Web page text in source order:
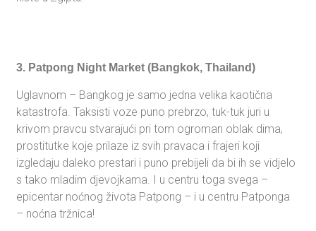
3. Patpong Night Market (Bangkok, Thailand)
Uglavnom – Bangkog je samo jedna velika kaotična
katastrofa. Taksisti voze puno prebrzo, tuk-tuk juri u
krivom pravcu stvarajući pri tom ogroman oblak dima,
prostitutke koje prilaze iz svih pravaca i frajeri koji
izgledaju daleko prestari i puno prebijeli da bi ih se vidjelo
s tako mladim djevojkama. I u centru toga svega –
epicentar noćnog života Patpong – i u centru Patponga
– noćna tržnica!